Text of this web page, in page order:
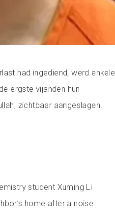
had ingediend, werd enkele
ergste vijanden hun
zichtbaar aangeslagen.
student Xuming Li
home after a noise